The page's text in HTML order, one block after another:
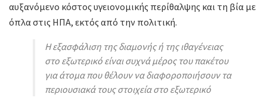
αυξανόμενο κόστος υγειονομικής περίθαλψης και τη βία με
όπλα στις ΗΠΑ, εκτός από την πολιτική.
Η εξασφάλιση της διαμονής ή της ιθαγένειας
στο εξωτερικό είναι συχνά μέρος του πακέτου
για άτομα που θέλουν να διαφοροποιήσουν τα
περιουσιακά τους στοιχεία στο εξωτερικό